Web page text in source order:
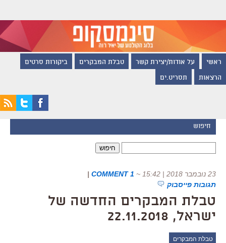
ראשי על אודות/יצירת קשר טבלת המבקרים ביקורות סרטים
הרצאות תסריט.ים
חיפוש
23 נובמבר 2018 | 15:42 ~
1 COMMENT
|
תגובות פייסבוק
טבלת המבקרים החדשה של
ישראל, 22.11.2018
טבלת המבקרים